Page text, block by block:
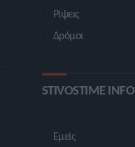
Ρίψεις
Δρόμοι
STIVOSTIME INFO
Εμείς